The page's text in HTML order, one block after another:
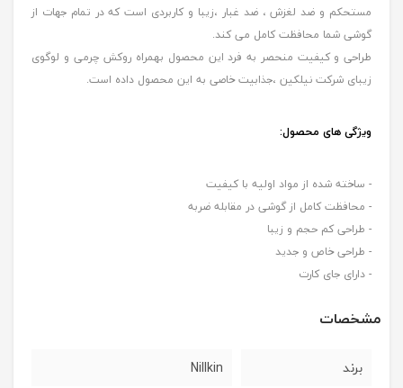
مستحکم و ضد لغزش ، ضد غبار ،زیبا و کاربردی است که در تمام جهات از
گوشی شما محافظت کامل می کند.
طراحی و کیفیت منحصر به فرد این محصول بهمراه روکش چرمی و لوگوی
زیبای شرکت نیلکین ،جذابیت خاصی به این محصول داده است.
ویژگی های محصول:
- ساخته شده از مواد اولیه با کیفیت
- محافظت کامل از گوشی در مقابله ضربه
- طراحی کم حجم و زیبا
- طراحی خاص و جدید
- دارای جای کارت
مشخصات
برند Nillkin